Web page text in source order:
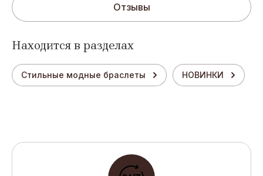
Отзывы
Находится в разделах
Стильные модные браслеты НОВИНКИ